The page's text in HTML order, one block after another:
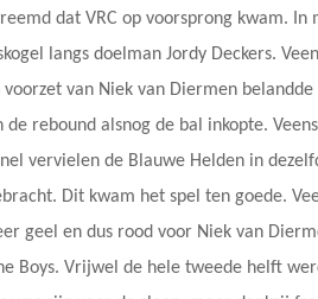
dat VRC op voorsprong kwam. In
langs doelman Jordy Deckers.
van Niek van Diermen belandde
rebound alsnog de bal inkopte.
vervielen de Blauwe Helden in
Dit kwam het spel ten goede.
geel en dus rood voor Niek van
Boys. Vrijwel de hele tweede helft